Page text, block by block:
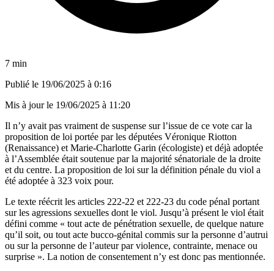
7 min
Publié le 19/06/2025 à 0:16
Mis à jour le 19/06/2025 à 11:20
Il n’y avait pas vraiment de suspense sur l’issue de ce vote car la
proposition de loi portée par les députées Véronique Riotton
(Renaissance) et Marie-Charlotte Garin (écologiste) et déjà adoptée
à l’Assemblée était soutenue par la majorité sénatoriale de la droite
et du centre. La proposition de loi sur la définition pénale du viol a
été adoptée à 323 voix pour.
Le texte réécrit les articles 222-22 et 222-23 du code pénal portant
sur les agressions sexuelles dont le viol. Jusqu’à présent le viol était
défini comme « tout acte de pénétration sexuelle, de quelque nature
qu’il soit, ou tout acte bucco-génital commis sur la personne d’autrui
ou sur la personne de l’auteur par violence, contrainte, menace ou
surprise ». La notion de consentement n’y est donc pas mentionnée.